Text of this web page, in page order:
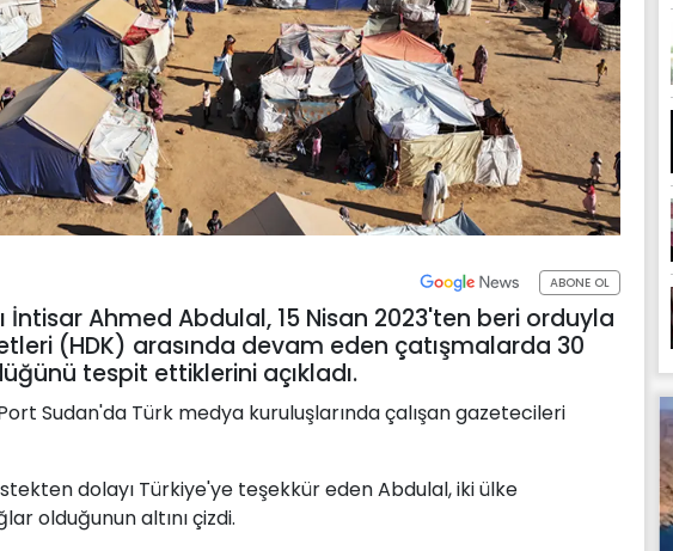
ABONE OL
İntisar Ahmed Abdulal, 15 Nisan 2023'ten beri orduyla
(HDK) arasında devam eden çatışmalarda 30
tespit ettiklerini açıkladı.
Sudan'da Türk medya kuruluşlarında çalışan gazetecileri
dolayı Türkiye'ye teşekkür eden Abdulal, iki ülke
olduğunun altını çizdi.